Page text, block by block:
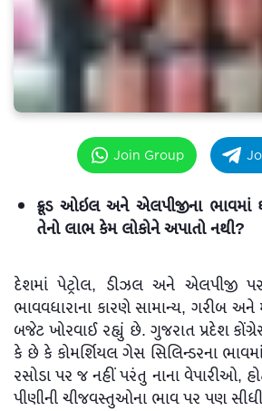
Join Group
ક્રૂડ ઓઇલ અને એલપીજીના ભાવમાં
તેનો લાભ કેમ લોકોને અપાતો નથી?
દેશમાં પેટ્રોલ, ડીઝલ અને એલપીજી
ભાવવધારાના કારણે સામાન્ય, ગરીબ અને
બજેટ ખોરવાઈ રહ્યું છે. ગુજરાત પ્રદેશ
કે છે કે કોમર્શિયલ ગેસ સિલિન્ડરના
રસોડા પર જ નહીં પરંતુ નાના વેપારીઓ,
પીણીની ચીજવસ્તુઓના ભાવ પર પણ